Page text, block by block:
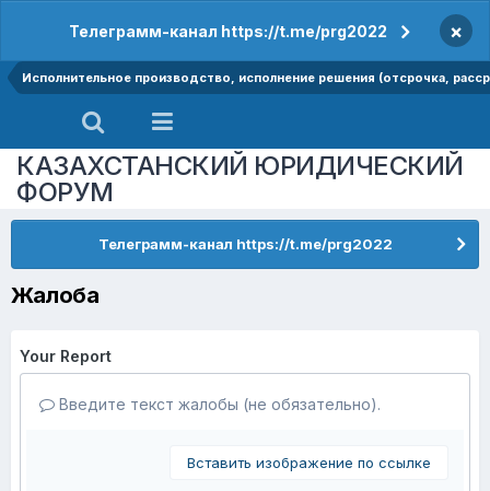
Телеграмм-канал https://t.me/prg2022 ×
Исполнительное производство, исполнение решения (отсрочка,
КАЗАХСТАНСКИЙ ЮРИДИЧЕСКИЙ
ФОРУМ
Телеграмм-канал https://t.me/prg2022
Жалоба
Your Report
Введите текст жалобы (не обязательно).
Вставить изображение по ссылке